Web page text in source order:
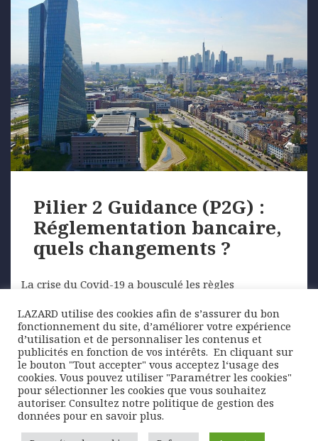
Pilier 2 Guidance (P2G) :
Réglementation bancaire,
quels changements ?
La crise du Covid-19 a bousculé les règles
temporaire de certaines exigences de fonds propres,
…
Posted
on
17 septembre 2021 Author
Lazard Freres Gestion
Categories
Marchés
Tags
banques ,capitaux propres bancaires,
investisseurs,P2G,Pilier 2 Guidance,Réglementation
bancaire
LAZARD utilise des cookies afin de s’assurer du bon
fonctionnement du site, d’améliorer votre expérience
d’utilisation et de personnaliser les contenus et
publicités en fonction de vos intérêts. ​ En cliquant sur
le bouton "Tout accepter" vous acceptez l‘usage des
cookies. Vous pouvez utiliser "Paramétrer les cookies"
pour sélectionner les cookies que vous souhaitez
autoriser. Consultez notre politique de gestion des
données pour en savoir plus.